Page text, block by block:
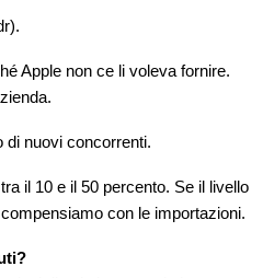
Apple non ce li voleva fornire.
di nuovi concorrenti.
il 10 e il 50 percento. Se il livello
con le importazioni.